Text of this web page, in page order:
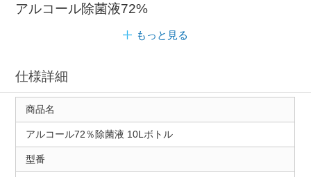
アルコール除菌液72%
もっと見る
仕様詳細
商品名
アルコール72％除菌液 10Lボトル
型番